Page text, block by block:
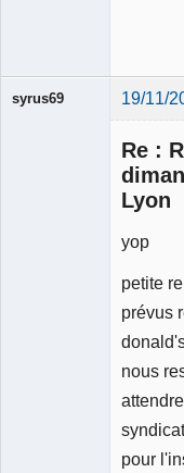
syrus69 19/11/
Re :
Lyon
yop
petite
prévus
nous
pour